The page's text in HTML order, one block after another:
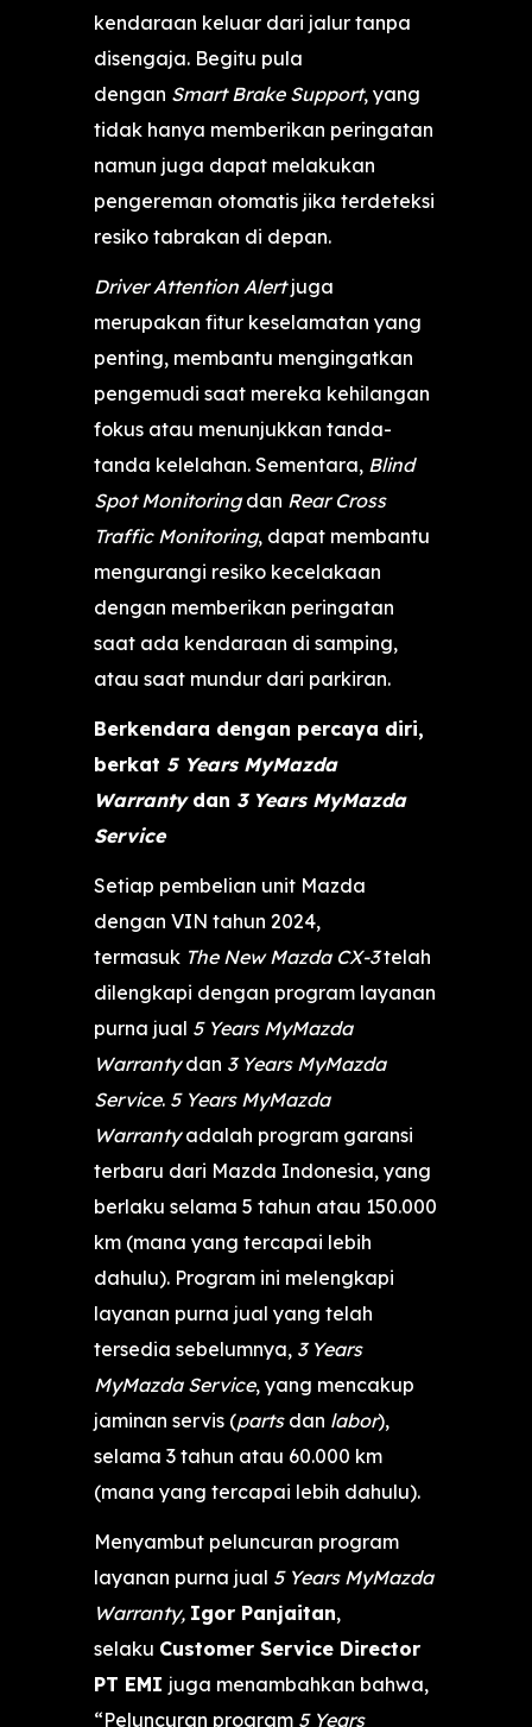
kendaraan keluar dari jalur tanpa
disengaja. Begitu pula
dengan Smart Brake Support, yang
tidak hanya memberikan peringatan
namun juga dapat melakukan
pengereman otomatis jika terdeteksi
resiko tabrakan di depan.
Driver Attention Alertjuga
merupakan fitur keselamatan yang
penting, membantu mengingatkan
pengemudi saat mereka kehilangan
fokus atau menunjukkan tanda-
tanda kelelahan. Sementara, Blind
Spot Monitoringdan Rear Cross
Traffic Monitoring, dapat membantu
mengurangi resiko kecelakaan
dengan memberikan peringatan
saat ada kendaraan di samping,
atau saat mundur dari parkiran.
Berkendara dengan percaya diri,
berkat 5 Years MyMazda
Warranty dan 3 Years MyMazda
Service
Setiap pembelian unit Mazda
dengan VIN tahun 2024,
termasuk The New Mazda CX-3telah
dilengkapi dengan program layanan
purna jual 5 Years MyMazda
Warrantydan 3 Years MyMazda
Service. 5 Years MyMazda
Warrantyadalah program garansi
terbaru dari Mazda Indonesia, yang
berlaku selama 5 tahun atau 150.000
km (mana yang tercapai lebih
dahulu). Program ini melengkapi
layanan purna jual yang telah
tersedia sebelumnya, 3 Years
MyMazda Service, yang mencakup
jaminan servis (partsdan labor),
selama 3 tahun atau 60.000 km
(mana yang tercapai lebih dahulu).
Menyambut peluncuran program
layanan purna jual 5 Years MyMazda
Warranty, Igor Panjaitan,
selaku Customer Service Director
PT EMI juga menambahkan bahwa,
“Peluncuran program 5 Years